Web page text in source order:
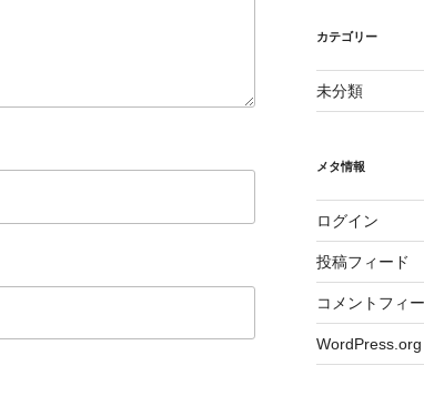
カテゴリー
未分類
メタ情報
ログイン
投稿フィード
コメントフィ
WordPress.org